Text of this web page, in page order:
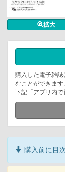
拡大
購入した電子雑
むことができます
下記「アプリ内で
購入前に目